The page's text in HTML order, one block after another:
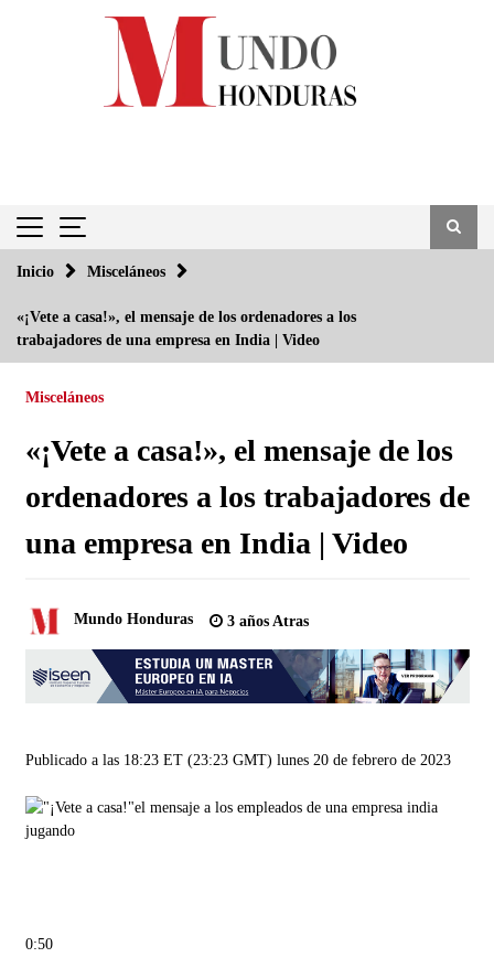
Inicio Misceláneos
«¡Vete a casa!», el mensaje de los ordenadores a los
trabajadores de una empresa en India | Video
Misceláneos
«¡Vete a casa!», el mensaje de los
ordenadores a los trabajadores de
una empresa en India | Video
Mundo Honduras 3 años Atras
Publicado a las 18:23 ET (23:23 GMT) lunes 20 de febrero de 2023
jugando
0:50